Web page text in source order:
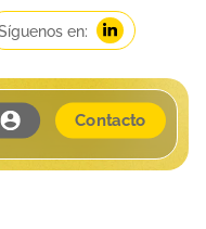
en:
Contacto